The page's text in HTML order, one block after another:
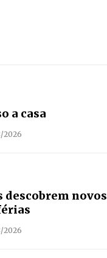
a casa
2026
descobrem novos
2026